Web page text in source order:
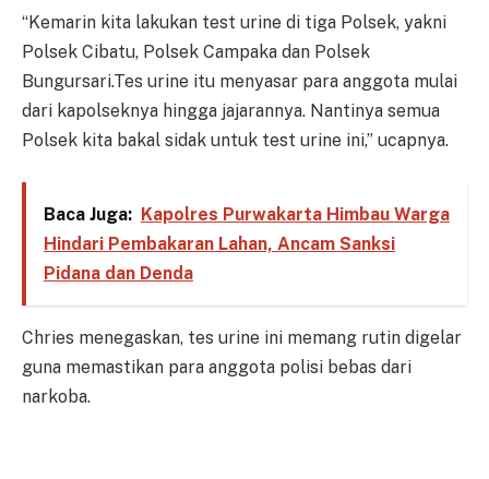
“Kemarin kita lakukan test urine di tiga Polsek, yakni
Polsek Cibatu, Polsek Campaka dan Polsek
Bungursari.Tes urine itu menyasar para anggota mulai
dari kapolseknya hingga jajarannya. Nantinya semua
Polsek kita bakal sidak untuk test urine ini,” ucapnya.
Baca Juga: Kapolres Purwakarta Himbau Warga
Hindari Pembakaran Lahan, Ancam Sanksi
Pidana dan Denda
Chries menegaskan, tes urine ini memang rutin digelar
guna memastikan para anggota polisi bebas dari
narkoba.